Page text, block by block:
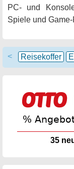
PC- und
Spiele und
< Reisekoffer
35